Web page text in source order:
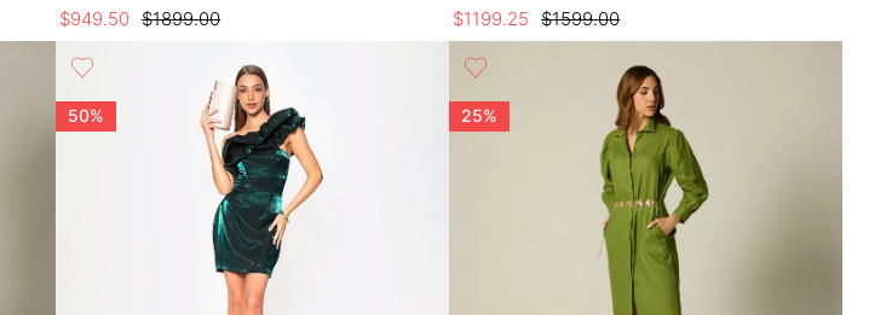
$1899.00
$949.50 $1599.00
$1199.25
50% 25%